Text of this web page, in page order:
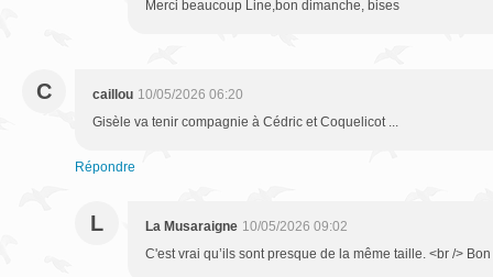
Merci beaucoup Line,bon dimanche, bises
C caillou 10/05/2026 06:20
Gisèle va tenir compagnie à Cédric et Coquelicot ...
Répondre
L La Musaraigne 10/05/2026 09:02
C'est vrai qu’ils sont presque de la même taille. <br />